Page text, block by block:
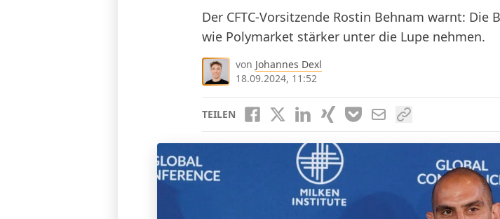
Der CFTC-Vorsitzende Rostin Behnam warnt:
wie Polymarket stärker unter die Lupe nehmen.
von Johannes Dexl
18.09.2024, 11:52
TEILEN